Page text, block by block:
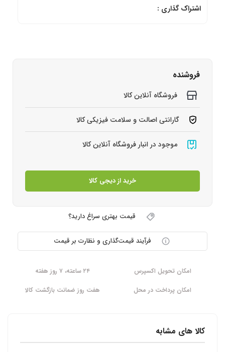
اشتراک گذاری :
فروشنده
فروشگاه آنلاین کالا
گارانتی اصالت و سلامت فیزیکی کالا
موجود در انبار فروشگاه آنلاین کالا
خرید از دیجی کالا
قیمت بهتری سراغ دارید؟
فرآیند قیمت‌گذاری و نظارت بر قیمت
امکان تحویل اکسپرس
۲۴ ساعته، ۷ روز هفته
امکان پرداخت در محل
هفت روز ضمانت بازگشت کالا
کالا های مشابه